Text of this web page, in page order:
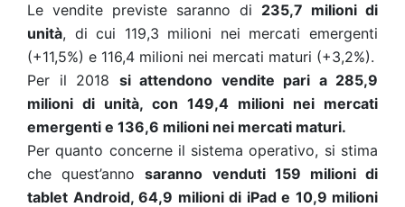
Le vendite previste saranno di 235,7 milioni di
unità, di cui 119,3 milioni nei mercati emergenti
(+11,5%) e 116,4 milioni nei mercati maturi (+3,2%).
Per il 2018 si attendono vendite pari a 285,9
milioni di unità, con 149,4 milioni nei mercati
emergenti e 136,6 milioni nei mercati maturi.
Per quanto concerne il sistema operativo, si stima
che quest’annosaranno venduti 159 milioni di
tablet Android, 64,9 milioni di iPad e 10,9 milioni